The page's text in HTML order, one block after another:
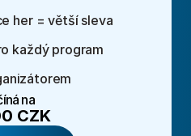
každý program
her = větší sleva
na
CZK